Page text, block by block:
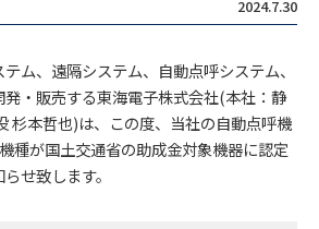
2024.7.30
ム、遠隔システム、自動点呼システム、
・販売する東海電子株式会社(本社：静
杉本哲也)は、この度、当社の自動点呼機
種が国土交通省の助成金対象機器に認定
せ致します。